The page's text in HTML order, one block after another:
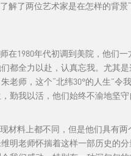
解了两位艺术家是在怎样的背
在1980年代初调到美院，他们
都全力以赴，认真忘我。尤其
老师，这个“北纬30°的人生”
勤我以活，他们始终不渝地坚
材料上都不同，但是他们具有
明老师怀揣着这样一部历史的